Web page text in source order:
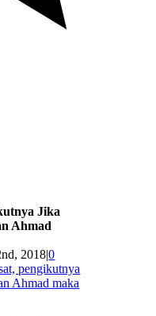
Jika
Ahmad
2018|0
pengikutnya
Ahmad maka